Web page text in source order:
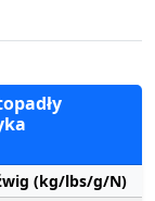
(kg/lbs/g/N)